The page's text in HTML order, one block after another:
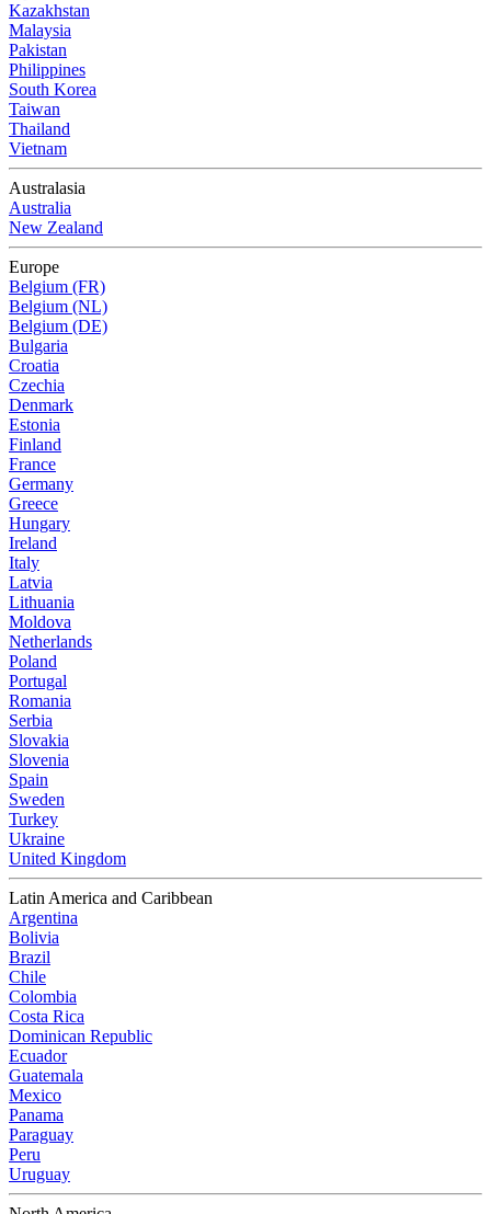
Kazakhstan
Malaysia
Pakistan
Philippines
South Korea
Taiwan
Thailand
Vietnam
Australasia
Australia
New Zealand
Europe
Belgium (FR)
Belgium (NL)
Belgium (DE)
Bulgaria
Croatia
Czechia
Denmark
Estonia
Finland
France
Germany
Greece
Hungary
Ireland
Italy
Latvia
Lithuania
Moldova
Netherlands
Poland
Portugal
Romania
Serbia
Slovakia
Slovenia
Spain
Sweden
Turkey
Ukraine
United Kingdom
Latin America and Caribbean
Argentina
Bolivia
Brazil
Chile
Colombia
Costa Rica
Dominican Republic
Ecuador
Guatemala
Mexico
Panama
Paraguay
Peru
Uruguay